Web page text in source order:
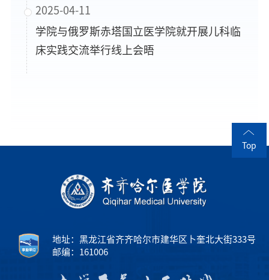
2025-04-11
学院与俄罗斯赤塔国立医学院就开展儿科临
床实践交流举行线上会晤
Top
地址：黑龙江省齐齐哈尔市建华区卜奎北大街333号
邮编：161006